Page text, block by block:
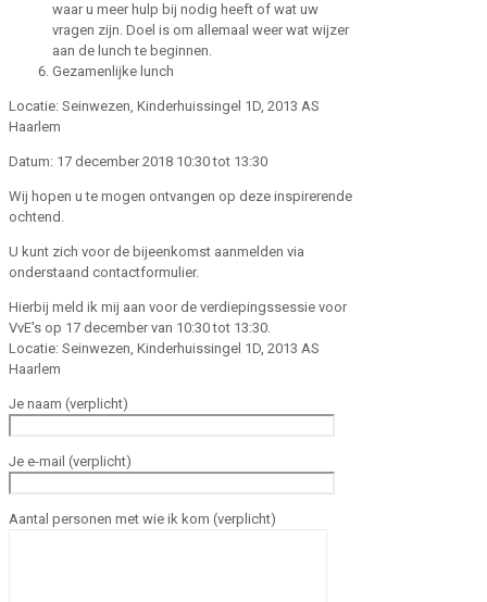
waar u meer hulp bij nodig heeft of wat uw
vragen zijn. Doel is om allemaal weer wat wijzer
aan de lunch te beginnen.
Gezamenlijke lunch
Locatie: Seinwezen, Kinderhuissingel 1D, 2013 AS
Haarlem
Datum: 17 december 2018 10:30 tot 13:30
Wij hopen u te mogen ontvangen op deze inspirerende
ochtend.
U kunt zich voor de bijeenkomst aanmelden via
onderstaand contactformulier.
Hierbij meld ik mij aan voor de verdiepingssessie voor
VvE's op 17 december van 10:30 tot 13:30.
Locatie: Seinwezen, Kinderhuissingel 1D, 2013 AS
Haarlem
Je naam (verplicht)
Je e-mail (verplicht)
Aantal personen met wie ik kom (verplicht)